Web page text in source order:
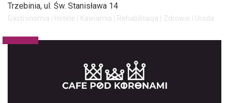
Trzebinia, ul. Św. Stanisława 14
Gastronomia i Hotele Kawiarnia Rehabilitacja Zdrowie i Uroda